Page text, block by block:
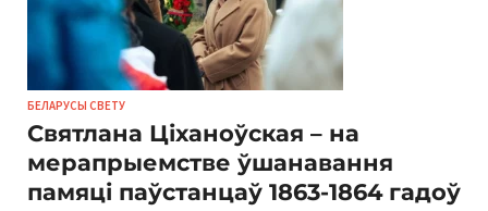
БЕЛАРУСЫ СВЕТУ
Святлана Ціханоўская – на
мерапрыемстве ўшанавання
памяці паўстанцаў 1863-1864 гадоў